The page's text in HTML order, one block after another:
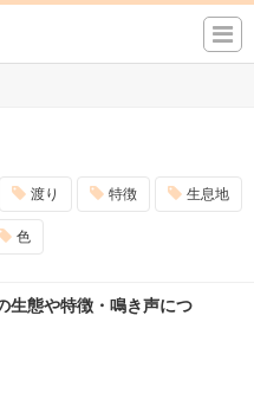
渡り 特徴 生息地
色
生態や特徴・鳴き声につ